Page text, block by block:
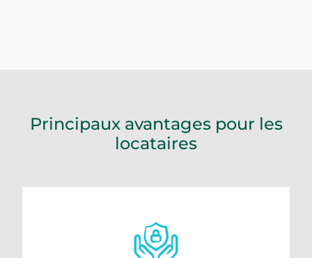
Principaux avantages pour les
locataires